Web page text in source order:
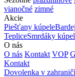
vianočné zimné
Akcie
Piešťany kúpele
TepliceSmrdáky
O nás
O nás Kontakt VOP
Kontakt
Dovolenka v zahraničí